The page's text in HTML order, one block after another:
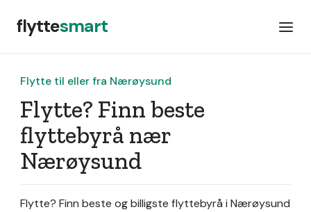
flyttesmart
Flytte til eller fra Nærøysund
Flytte? Finn beste
flyttebyrå nær
Nærøysund
Flytte? Finn beste og billigste flyttebyrå i Nærøysund